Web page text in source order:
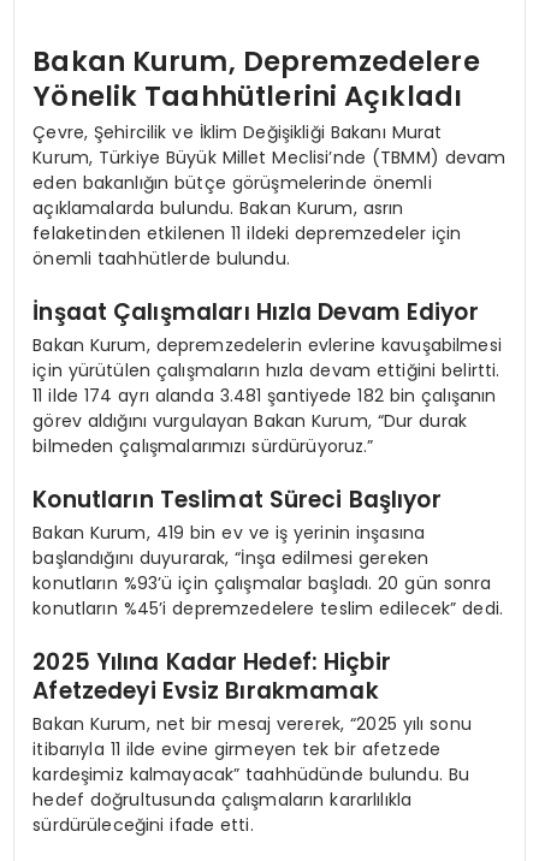
Bakan Kurum, Depremzedelere
Yönelik Taahhütlerini Açıkladı
Çevre, Şehircilik ve İklim Değişikliği Bakanı Murat
Kurum, Türkiye Büyük Millet Meclisi’nde (TBMM) devam
eden bakanlığın bütçe görüşmelerinde önemli
açıklamalarda bulundu. Bakan Kurum, asrın
felaketinden etkilenen 11 ildeki depremzedeler için
önemli taahhütlerde bulundu.
İnşaat Çalışmaları Hızla Devam Ediyor
Bakan Kurum, depremzedelerin evlerine kavuşabilmesi
için yürütülen çalışmaların hızla devam ettiğini belirtti.
11 ilde 174 ayrı alanda 3.481 şantiyede 182 bin çalışanın
görev aldığını vurgulayan Bakan Kurum, “Dur durak
bilmeden çalışmalarımızı sürdürüyoruz.”
Konutların Teslimat Süreci Başlıyor
Bakan Kurum, 419 bin ev ve iş yerinin inşasına
başlandığını duyurarak, “İnşa edilmesi gereken
konutların %93’ü için çalışmalar başladı. 20 gün sonra
konutların %45’i depremzedelere teslim edilecek” dedi.
2025 Yılına Kadar Hedef: Hiçbir
Afetzedeyi Evsiz Bırakmamak
Bakan Kurum, net bir mesaj vererek, “2025 yılı sonu
itibarıyla 11 ilde evine girmeyen tek bir afetzede
kardeşimiz kalmayacak” taahhüdünde bulundu. Bu
hedef doğrultusunda çalışmaların kararlılıkla
sürdürüleceğini ifade etti.